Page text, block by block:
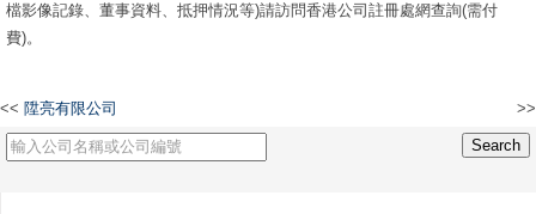
檔影像記錄、董事資料、抵押情況等)請訪問香港公司註冊處網查詢(需付
費)。
<< 陞亮有限公司 >>